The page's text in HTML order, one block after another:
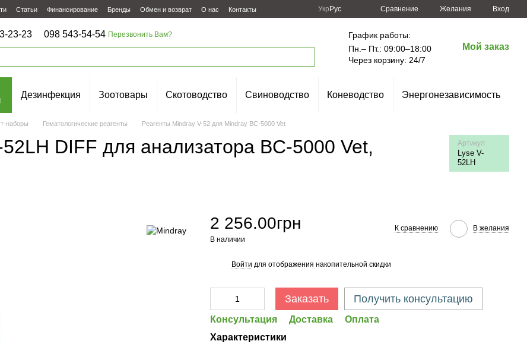
Статьи Финансирование Бренды Обмен и возврат О нас Контакты Укр Рус Сравнение Желания Вход
23-23 098 543-54-54 Перезвонить Вам?
График работы:
Пн.– Пт.: 09:00–18:00
Через корзину: 24/7
Мой заказ
Дезинфекция Зоотовары Скотоводство Свиноводство Коневодство Энергонезависимость
наборы Гематологические реагенты Реагенты Mindray V-52 для Mindray BC-5000 Vet
DIFF для анализатора BC-5000 Vet,
Артикул
Lyse V-
52LH
2 256.00грн
В наличии
К сравнению В желания
Войти для отображения накопительной скидки
Заказать Получить консультацию
Консультация Доставка
Оплата
Характеристики